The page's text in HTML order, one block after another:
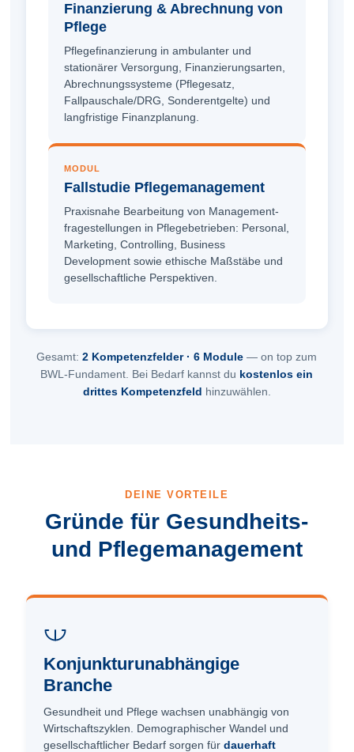
Finanzierung & Abrechnung von
Pflege
Pflege­finanzierung in ambulanter und
stationärer Versorgung, Finanzierungs­arten,
Abrechnungs­systeme (Pflegesatz,
Fallpauschale/DRG, Sonderentgelte) und
langfristige Finanzplanung.
MODUL
Fallstudie Pflege­management
Praxisnahe Bearbeitung von Management­
fragestellungen in Pflege­betrieben: Personal,
Marketing, Controlling, Business
Development sowie ethische Maßstäbe und
gesellschaftliche Perspektiven.
Gesamt:2 Kompetenzfelder · 6 Module — on top zum
BWL-Fundament. Bei Bedarf kannst du kostenlos ein
drittes Kompetenzfeld hinzuwählen.
DEINE VORTEILE
Gründe für Gesundheits-
und Pflege­management
Konjunktur­unabhängige
Branche
Gesundheit und Pflege wachsen unabhängig von
Wirtschaftszyklen. Demographischer Wandel und
gesellschaftlicher Bedarf sorgen fürdauerhaft